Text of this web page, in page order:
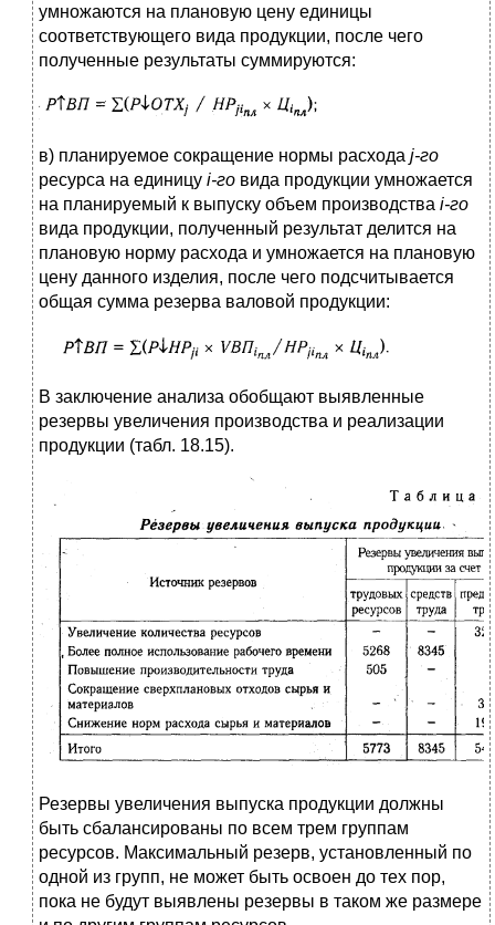
умножаются на плановую цену единицы
соответствующего вида продукции, после чего
полученные результаты суммируются:
в) планируемое сокращение нормы расхода j-го
ресурса на единицу i-го вида продукции умножается
на планируемый к выпуску объем производства i-го
вида продукции, полученный результат делится на
плановую норму расхода и умножается на плановую
цену данного изделия, после чего подсчитывается
общая сумма резерва валовой продукции:
В заключение анализа обобщают выявленные
резервы увеличения производства и реализации
продукции (табл. 18.15).
Резервы увеличения выпуска продукции должны
быть сбалансированы по всем трем группам
ресурсов. Максимальный резерв, установленный по
одной из групп, не может быть освоен до тех пор,
пока не будут выявлены резервы в таком же размере